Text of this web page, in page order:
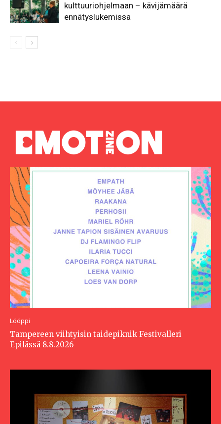
kulttuuriohjelmaan – kävijämäärä
ennätyslukemissa
Lööppi
Tampereen viihtyisin taidepiknik Festivalleri
Epilässä 8.8.2026